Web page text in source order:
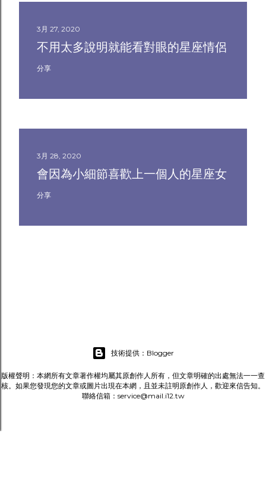
3月 27, 2020
不用太多說明就能看對眼的星座情侶
分享
3月 28, 2020
會因為小細節喜歡上一個人的星座女
分享
技術提供：Blogger
版權聲明：本網所有文章著作權均屬其原創作人所有，但文章明確的出處無法一一查
核。如果您發現您的文章或圖片出現在本網，且並未註明原創作人，歡迎來信告知。
聯絡信箱：service@mail.i12.tw